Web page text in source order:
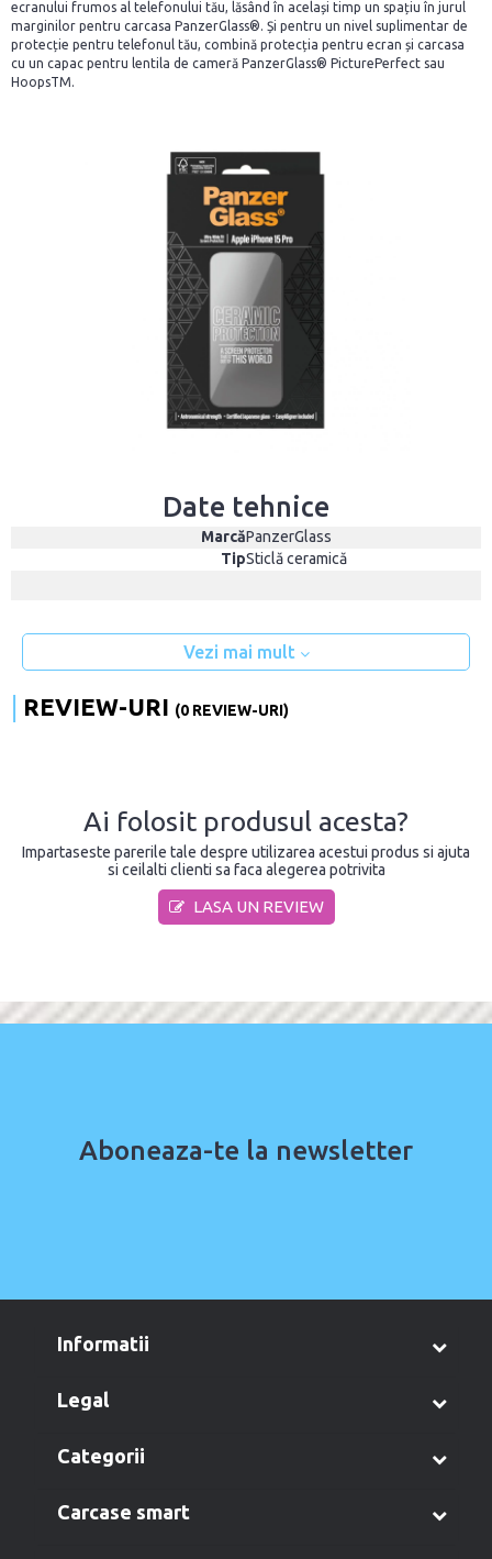
ecranului frumos al telefonului tău, lăsând în același timp un spațiu în jurul
marginilor pentru carcasa PanzerGlass®. Și pentru un nivel suplimentar de
protecție pentru telefonul tău, combină protecția pentru ecran și carcasa
cu un capac pentru lentila de cameră PanzerGlass® PicturePerfect sau
HoopsTM.
Date tehnice
MarcăPanzerGlass
TipSticlă ceramică
Vezi mai mult
REVIEW-URI (0 REVIEW-URI)
Ai folosit produsul acesta?
Impartaseste parerile tale despre utilizarea acestui produs si ajuta
si ceilalti clienti sa faca alegerea potrivita
LASA UN REVIEW
Aboneaza-te la newsletter
informatii
legal
categorii
carcase smart